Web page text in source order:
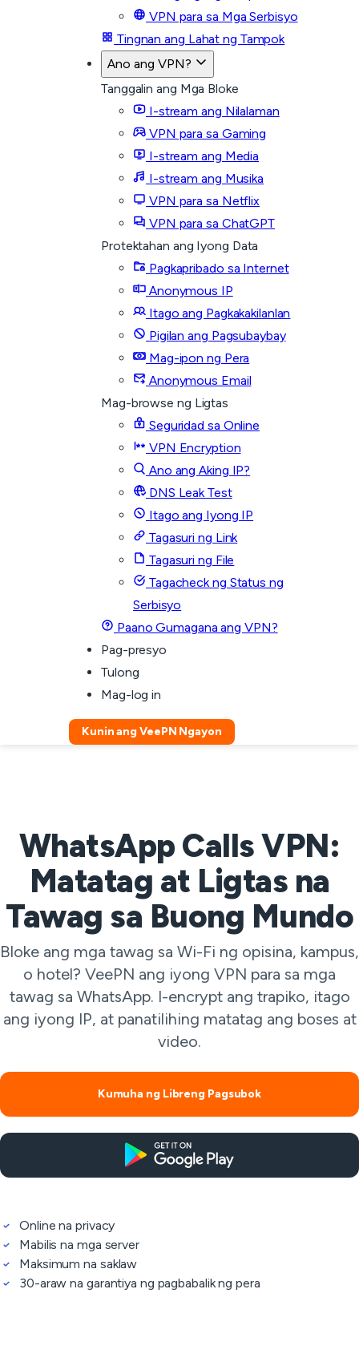
VPN para sa Mga Serbisyo
Tingnan ang Lahat ng Tampok
Ano ang VPN?
Tanggalin ang Mga Bloke
I-stream ang Nilalaman
VPN para sa Gaming
I-stream ang Media
I-stream ang Musika
VPN para sa Netflix
VPN para sa ChatGPT
Protektahan ang Iyong Data
Pagkapribado sa Internet
Anonymous IP
Itago ang Pagkakakilanlan
Pigilan ang Pagsubaybay
Mag-ipon ng Pera
Anonymous Email
Mag-browse ng Ligtas
Seguridad sa Online
VPN Encryption
Ano ang Aking IP?
DNS Leak Test
Itago ang Iyong IP
Tagasuri ng Link
Tagasuri ng File
Tagacheck ng Status ng
Serbisyo
Paano Gumagana ang VPN?
Pag-presyo
Tulong
Mag-log in
Kunin ang VeePN Ngayon
WhatsApp Calls VPN:
Matatag at Ligtas na
Tawag sa Buong Mundo
Bloke ang mga tawag sa Wi-Fi ng opisina, kampus,
o hotel? VeePN ang iyong VPN para sa mga
tawag sa WhatsApp. I-encrypt ang trapiko, itago
ang iyong IP, at panatilihing matatag ang boses at
video.
Kumuha ng Libreng Pagsubok
Online na privacy
Mabilis na mga server
Maksimum na saklaw
30-araw na garantiya ng pagbabalik ng pera